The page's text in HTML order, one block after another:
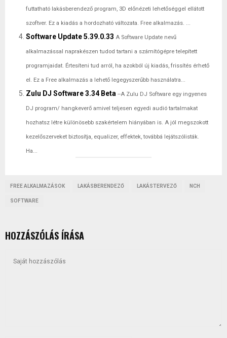
futtatható lakásberendező program, 3D előnézeti lehetőséggel ellátott
szoftver. Ez a kiadás a hordozható változata. Free alkalmazás. ...
Software Update 5.39.0.33 A Software Update nevű
alkalmazással naprakészen tudod tartani a számítógépre telepített
programjaidat. Értesíteni tud arról, ha azokból új kiadás, frissítés érhető
el. Ez a Free alkalmazás a lehető legegyszerűbb használatra...
Zulu DJ Software 3.34 Beta --A Zulu DJ Software egy ingyenes
DJ program/ hangkeverő amivel teljesen egyedi audió tartalmakat
hozhatsz létre különösebb szakértelem hiányában is. A jól megszokott
kezelőszerveket biztosítja, equalizer, effektek, továbbá lejátszólisták.
Ha...
FREE ALKALMAZÁSOK LAKÁSBERENDEZŐ LAKÁSTERVEZŐ NCH
SOFTWARE
HOZZÁSZÓLÁS ÍRÁSA